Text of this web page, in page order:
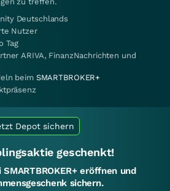
Deutschlands
Nutzer
Tag
ARIVA, FinanzNachrichten und
beim SMARTBROKER+
Depot sichern
geschenkt!
eröffnen und
sichern.